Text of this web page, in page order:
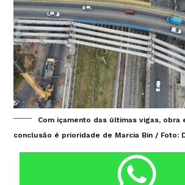
Com içamento das últimas vigas, obra
conclusão é prioridade de Marcia Bin / Foto: